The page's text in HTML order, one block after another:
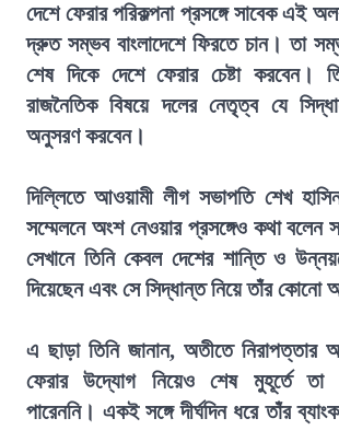
দেশে ফেরার পরিকল্পনা প্রসঙ্গে সাবেক এই
দ্রুত সম্ভব বাংলাদেশে ফিরতে চান। তা
শেষ দিকে দেশে ফেরার চেষ্টা করবেন।
রাজনৈতিক বিষয়ে দলের নেতৃত্ব যে
অনুসরণ করবেন।
দিল্লিতে আওয়ামী লীগ সভাপতি শেখ
সম্মেলনে অংশ নেওয়ার প্রসঙ্গেও কথা বলেন
সেখানে তিনি কেবল দেশের শান্তি ও
দিয়েছেন এবং সে সিদ্ধান্ত নিয়ে তাঁর কোনো
এ ছাড়া তিনি জানান, অতীতে নিরাপত্তার
ফেরার উদ্যোগ নিয়েও শেষ মুহূর্তে তা
পারেননি। একই সঙ্গে দীর্ঘদিন ধরে তাঁর